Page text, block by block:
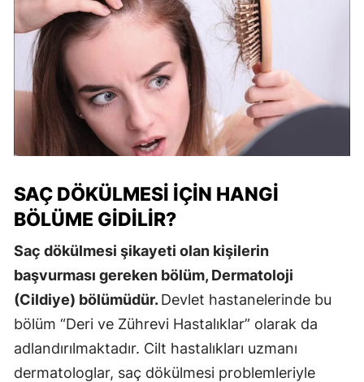
SAÇ DÖKÜLMESI İÇIN HANGI
BÖLÜME GIDILIR?
Saç dökülmesi şikayeti olan kişilerin
başvurması gereken bölüm, Dermatoloji
(Cildiye) bölümüdür.Devlet hastanelerinde bu
bölüm “Deri ve Zührevi Hastalıklar” olarak da
adlandırılmaktadır. Cilt hastalıkları uzmanı
dermatologlar, saç dökülmesi problemleriyle